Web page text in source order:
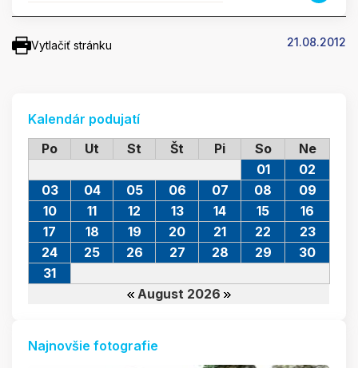
Vytlačiť stránku 21.08.2012
Kalendár podujatí
Po
Ut St Št Pi So Ne
August 2026
01
02
03
04 05 06 07 08
09
10
11 12 13 14 15
16
17
18 19 20 21 22
23
24
25 26 27 28 29
30
31
Najnovšie fotografie